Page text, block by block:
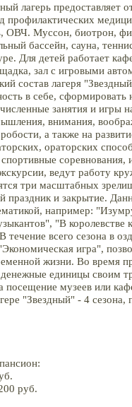
лагерь предоставляет
профилактических
ОВЧ. Муссон, биотрон,
бассейн, сауна,
Для детей работает
зал с игровыми
состав лагеря
в себе,
занятия и игры
внимания,
а также на
ораторских
соревнования,
ведут работу
три масштабных
праздник и закрытие.
например:
"В королевстве
течение всего сезона в
игра",
жизни. Во время
единицы своим
посещение музеев или
"Звездный" - 4
руб.